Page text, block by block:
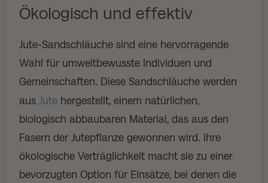
Ökologisch und effektiv
Jute-Sandschläuche sind eine hervorragende
Wahl für umweltbewusste Individuen und
Gemeinschaften. Diese Sandschläuche werden
aus Jute hergestellt, einem natürlichen,
biologisch abbaubaren Material, das aus den
Fasern der Jutepflanze gewonnen wird. Ihre
ökologische Verträglichkeit macht sie zu einer
bevorzugten Option für Einsätze, bei denen die